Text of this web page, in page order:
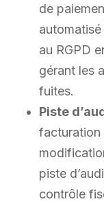
de
au RGPD
gérant les
fuites.
Piste
facturation
piste
contrôle